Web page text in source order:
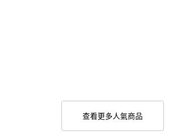
查看更多人氣商品